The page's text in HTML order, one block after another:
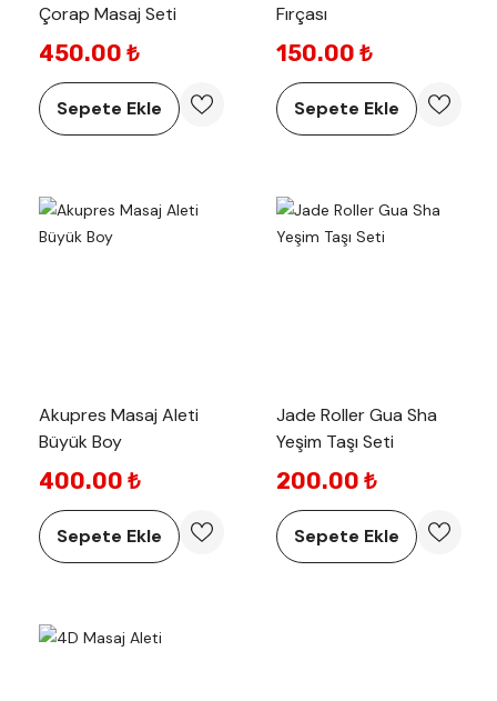
Çorap Masaj Seti
450.00 ₺
Sepete Ekle
Fırçası
150.00 ₺
Sepete Ekle
Akupres Masaj Aleti
Büyük Boy
400.00 ₺
Sepete Ekle
Jade Roller Gua Sha
Yeşim Taşı Seti
200.00 ₺
Sepete Ekle